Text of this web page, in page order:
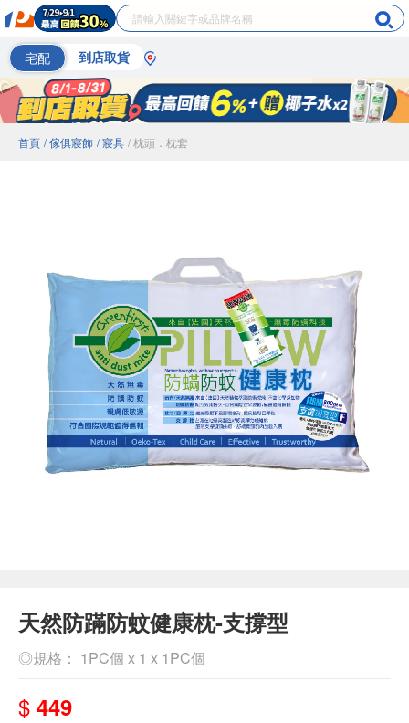
宅配 到店取貨
首頁 / 傢俱寢飾 / 寢具 / 枕頭．枕套
天然防蹣防蚊健康枕-支撐型
◎規格： 1PC個 x 1 x 1PC個
$ 449